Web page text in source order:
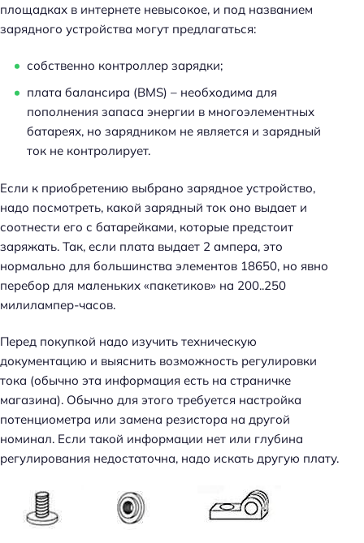
площадках в интернете невысокое, и под названием
зарядного устройства могут предлагаться:
собственно контроллер зарядки;
плата балансира (BMS) – необходима для
пополнения запаса энергии в многоэлементных
батареях, но зарядником не является и зарядный
ток не контролирует.
Если к приобретению выбрано зарядное устройство,
надо посмотреть, какой зарядный ток оно выдает и
соотнести его с батарейками, которые предстоит
заряжать. Так, если плата выдает 2 ампера, это
нормально для большинства элементов 18650, но явно
перебор для маленьких «пакетиков» на 200..250
милилампер-часов.
Перед покупкой надо изучить техническую
документацию и выяснить возможность регулировки
тока (обычно эта информация есть на страничке
магазина). Обычно для этого требуется настройка
потенциометра или замена резистора на другой
номинал. Если такой информации нет или глубина
регулирования недостаточна, надо искать другую плату.